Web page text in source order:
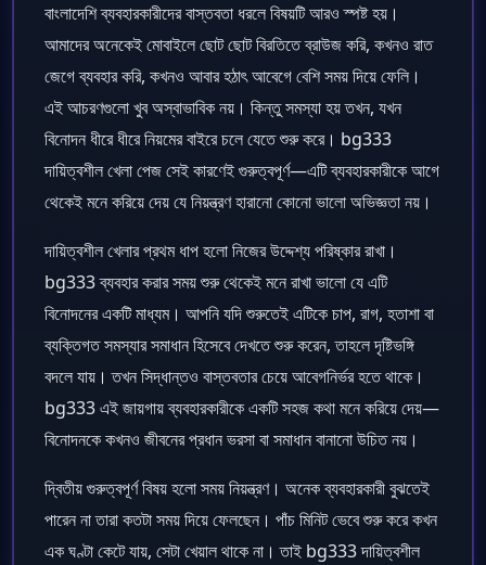
বাংলাদেশি ব্যবহারকারীদের বাস্তবতা ধরলে বিষয়টি আরও স্পষ্ট হয়।
আমাদের অনেকেই মোবাইলে ছোট ছোট বিরতিতে ব্রাউজ করি, কখনও রাত
জেগে ব্যবহার করি, কখনও আবার হঠাৎ আবেগে বেশি সময় দিয়ে ফেলি।
এই আচরণগুলো খুব অস্বাভাবিক নয়। কিন্তু সমস্যা হয় তখন, যখন
বিনোদন ধীরে ধীরে নিয়মের বাইরে চলে যেতে শুরু করে। bg333
দায়িত্বশীল খেলা পেজ সেই কারণেই গুরুত্বপূর্ণ—এটি ব্যবহারকারীকে আগে
থেকেই মনে করিয়ে দেয় যে নিয়ন্ত্রণ হারানো কোনো ভালো অভিজ্ঞতা নয়।
দায়িত্বশীল খেলার প্রথম ধাপ হলো নিজের উদ্দেশ্য পরিষ্কার রাখা।
bg333 ব্যবহার করার সময় শুরু থেকেই মনে রাখা ভালো যে এটি
বিনোদনের একটি মাধ্যম। আপনি যদি শুরুতেই এটিকে চাপ, রাগ, হতাশা বা
ব্যক্তিগত সমস্যার সমাধান হিসেবে দেখতে শুরু করেন, তাহলে দৃষ্টিভঙ্গি
বদলে যায়। তখন সিদ্ধান্তও বাস্তবতার চেয়ে আবেগনির্ভর হতে থাকে।
bg333 এই জায়গায় ব্যবহারকারীকে একটি সহজ কথা মনে করিয়ে দেয়—
বিনোদনকে কখনও জীবনের প্রধান ভরসা বা সমাধান বানানো উচিত নয়।
দ্বিতীয় গুরুত্বপূর্ণ বিষয় হলো সময় নিয়ন্ত্রণ। অনেক ব্যবহারকারী বুঝতেই
পারেন না তারা কতটা সময় দিয়ে ফেলছেন। পাঁচ মিনিট ভেবে শুরু করে কখন
এক ঘণ্টা কেটে যায়, সেটা খেয়াল থাকে না। তাই bg333 দায়িত্বশীল